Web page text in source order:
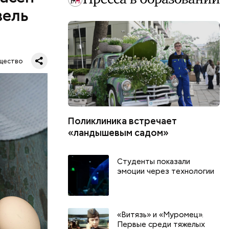
Поликлиника встречает
«ландышевым садом»
Студенты показали
эмоции через технологии
«Витязь» и «Муромец».
Первые среди тяжелых